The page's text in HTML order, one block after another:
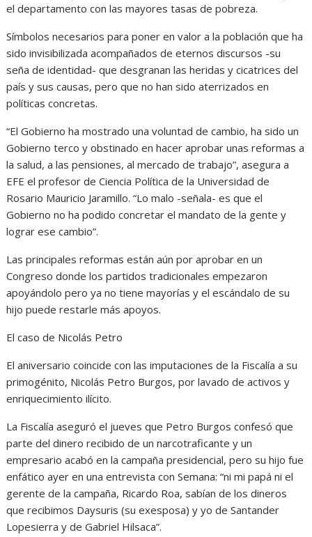
el departamento con las mayores tasas de pobreza.
Símbolos necesarios para poner en valor a la población que ha
sido invisibilizada acompañados de eternos discursos -su
seña de identidad- que desgranan las heridas y cicatrices del
país y sus causas, pero que no han sido aterrizados en
políticas concretas.
“El Gobierno ha mostrado una voluntad de cambio, ha sido un
Gobierno terco y obstinado en hacer aprobar unas reformas a
la salud, a las pensiones, al mercado de trabajo”, asegura a
EFE el profesor de Ciencia Política de la Universidad de
Rosario Mauricio Jaramillo. “Lo malo -señala- es que el
Gobierno no ha podido concretar el mandato de la gente y
lograr ese cambio”.
Las principales reformas están aún por aprobar en un
Congreso donde los partidos tradicionales empezaron
apoyándolo pero ya no tiene mayorías y el escándalo de su
hijo puede restarle más apoyos.
El caso de Nicolás Petro
El aniversario coincide con las imputaciones de la Fiscalía a su
primogénito, Nicolás Petro Burgos, por lavado de activos y
enriquecimiento ilícito.
La Fiscalía aseguró el jueves que Petro Burgos confesó que
parte del dinero recibido de un narcotraficante y un
empresario acabó en la campaña presidencial, pero su hijo fue
enfático ayer en una entrevista con Semana: “ni mi papá ni el
gerente de la campaña, Ricardo Roa, sabían de los dineros
que recibimos Daysuris (su exesposa) y yo de Santander
Lopesierra y de Gabriel Hilsaca”.